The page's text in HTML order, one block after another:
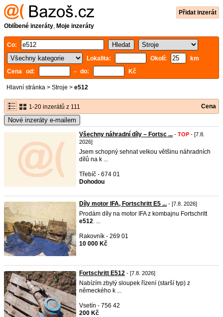
Přidat inzerát
Oblíbené inzeráty, Moje inzeráty
Co:
Lokalita:
Okolí:
km
Cena od:
- do: Kč
Hlavní stránka > Stroje > e512
1-20 inzerátů z 111 Cena
Nové inzeráty e-mailem
Všechny náhradní díly – Fortsc ... - TOP - [7.8.
2026]
Jsem schopný sehnat velkou většinu náhradních
dílů na k ...
Třebíč - 674 01
Dohodou
Díly motor IFA, Fortschritt E5 ... - [7.8. 2026]
Prodám díly na motor IFA z kombajnu Fortschritt
e512. ...
Rakovník - 269 01
10 000 Kč
Fortschritt E512 - [7.8. 2026]
Nabízím zbylý sloupek řízení (starší typ) z
německého k ...
Vsetín - 756 42
200 Kč